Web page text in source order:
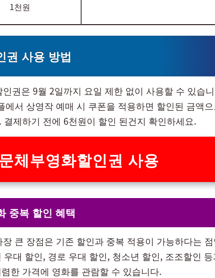
1천원
권 사용 방법
권은 9월 2일까지 요일 제한 없이 사용할 수 있습니
에서 상영작 예매 시 쿠폰을 적용하면 할인된 금액
제하기 전에 6천원이 할인 된건지 확인하세요.
문체부영화할인권 사용
중복 할인 혜택
큰 장점은 기존 할인과 중복 적용이 가능하다는
대 할인, 경로 우대 할인, 청소년 할인, 조조할인 등
한 가격에 영화를 관람할 수 있습니다.